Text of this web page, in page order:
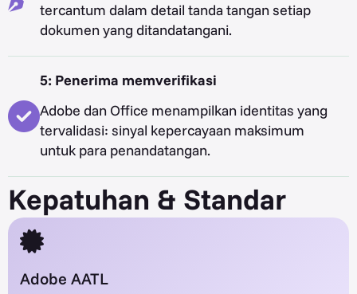
tercantum dalam detail tanda tangan setiap
dokumen yang ditandatangani.
5: Penerima memverifikasi
Adobe dan Office menampilkan identitas yang
tervalidasi: sinyal kepercayaan maksimum
untuk para penandatangan.
Kepatuhan & Standar
Adobe AATL